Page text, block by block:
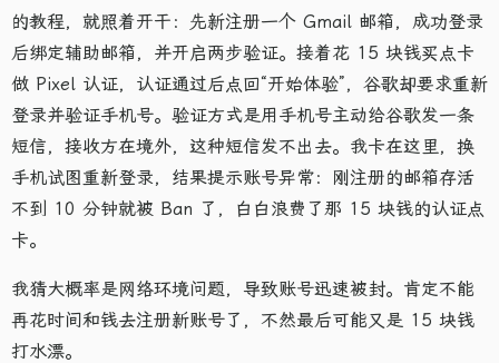
的教程，就照着开干：先新注册一个 Gmail 邮箱，成功登录
后绑定辅助邮箱，并开启两步验证。接着花 15 块钱买点卡
做 Pixel 认证，认证通过后点回“开始体验”，谷歌却要求重新
登录并验证手机号。验证方式是用手机号主动给谷歌发一条
短信，接收方在境外，这种短信发不出去。我卡在这里，换
手机试图重新登录，结果提示账号异常：刚注册的邮箱存活
不到 10 分钟就被 Ban 了，白白浪费了那 15 块钱的认证点
卡。
我猜大概率是网络环境问题，导致账号迅速被封。肯定不能
再花时间和钱去注册新账号了，不然最后可能又是 15 块钱
打水漂。